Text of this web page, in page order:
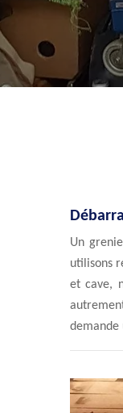
Un
utilisons
et cave,
demande